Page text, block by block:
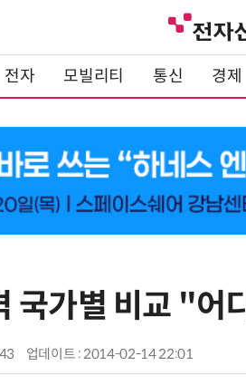
전자 모빌리티 통신 경제
국가별 비교 "어
업데이트 : 2014-02-14 22:01